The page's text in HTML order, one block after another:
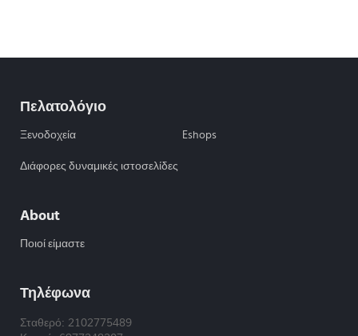
Πελατολόγιο
Ξενοδοχεία Eshops
Διάφορες δυναμικές ιστοσελίδες
About
Ποιοί είμαστε
Τηλέφωνα
Σταθερό: 2102775489